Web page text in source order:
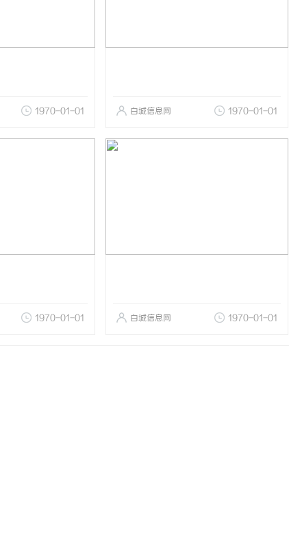
1970-01-01 白城信息网 1970-01-01
1970-01-01 白城信息网 1970-01-01